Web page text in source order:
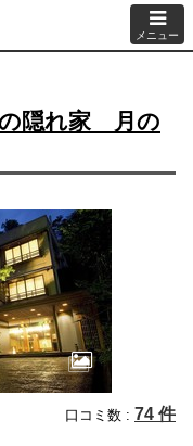
メニュー
隠れ家 月の
口コミ数 : 74 件